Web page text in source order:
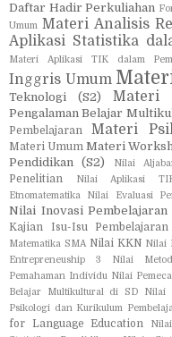
Daftar Hadir Perkuliahan
Umum Materi Analisis
Aplikasi Statistika
Materi Aplikasi TIK dalam
Inggris Umum
Teknologi (S2)
Materi
Pengalaman Belajar
Pembelajaran
Materi
Materi Umum Materi
Pendidikan (S2)
Nilai
Penelitian
Nilai Aplikasi
Etnomatematika
Nilai Evaluasi
Nilai Inovasi Pembelajaran
Kajian Isu-Isu
Matematika SMA Nilai KKN Nilai
Entrepreneuship 3
Nilai
Pemahaman Individu Nilai
Belajar Multikultural di SD
Nilai
Psikologi dan Kurikulum
for Language Education